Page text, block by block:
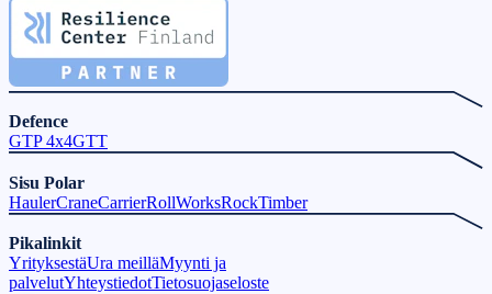
Defence
GTP 4x4GTT
Sisu Polar
HaulerCraneCarrierRollWorksRockTimber
Pikalinkit
YrityksestäUra meilläMyynti ja
palvelutYhteystiedotTietosuojaseloste